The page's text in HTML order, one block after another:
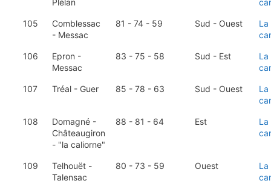
105
Comblessac
- Messac
81 - 74 - 59 Sud - Ouest
La
106
Epron -
Messac
83 - 75 - 58 Sud - Est
La
107 Tréal - Guer 85 - 78 - 63 Sud - Ouest
La
108
Domagné -
Châteaugiron
- "la caliorne"
88 - 81 - 64 Est
La
109
Telhouët -
Talensac
80 - 73 - 59 Ouest
La